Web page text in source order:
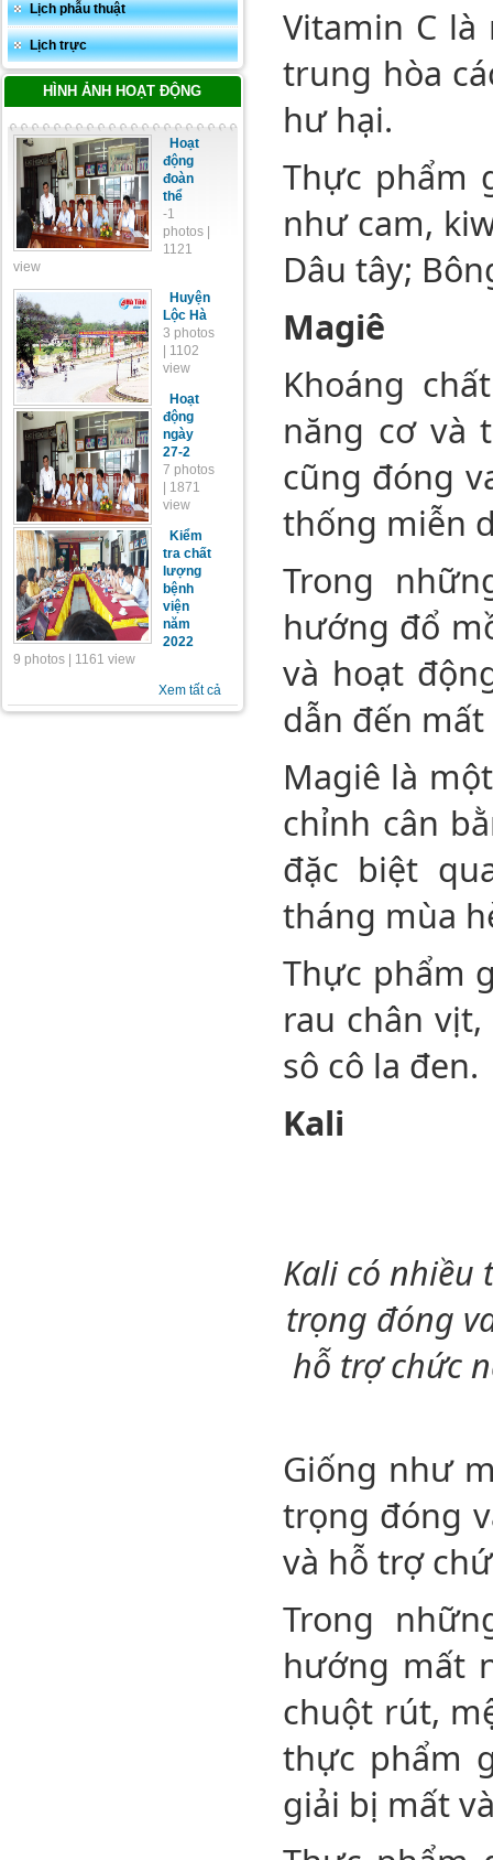
Lịch phẫu thuật
Lịch trực
HÌNH ẢNH HOẠT ĐỘNG
Hoạt
động
đoàn
thể
-1
photos |
1121
view
Huyện
Lộc Hà
3 photos
| 1102
view
Hoạt
động
ngày
27-2
7 photos
| 1871
view
Kiểm
tra chất
lượng
bệnh
viện
năm
2022
9 photos | 1161 view
Xem tất cả
Vitamin C
trung hòa
hư hại.
Thực phẩm
như cam,
Dâu tây;
Magiê
Khoáng
năng cơ và
cũng đóng
thống miễn
Trong
hướng đổ
và hoạt
dẫn đến
Magiê là
chỉnh cân
đặc biệt
tháng mùa
Thực phẩm
rau chân
sô cô la đen.
Kali
Kali có
trọng đóng
hỗ trợ chức
Giống như
trọng đóng
và hỗ trợ
Trong
hướng mất
chuột rút,
thực phẩm
giải bị mất